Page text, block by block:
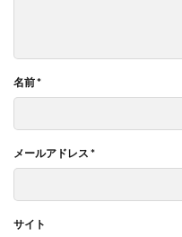
名前*
メールアドレス *
サイト